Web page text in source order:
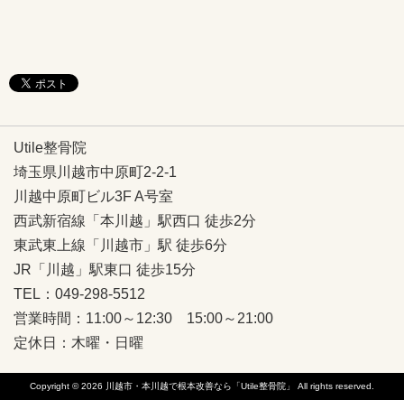
Utile整骨院
埼玉県川越市中原町2-2-1
川越中原町ビル3F A号室
西武新宿線「本川越」駅西口 徒歩2分
東武東上線「川越市」駅 徒歩6分
JR「川越」駅東口 徒歩15分
TEL：049-298-5512
営業時間：11:00～12:30 15:00～21:00
定休日：木曜・日曜
Copyright © 2026 川越市・本川越で根本改善なら「Utile整骨院」 All rights reserved.